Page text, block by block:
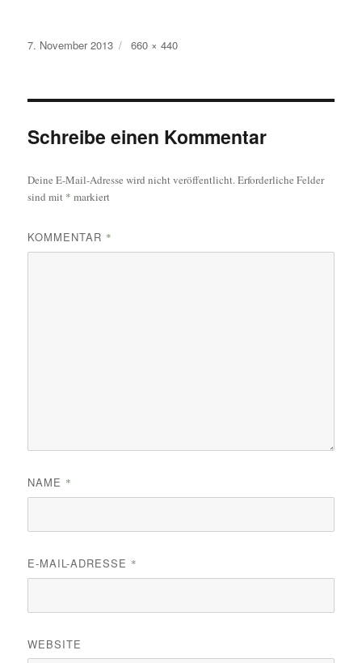
Veröffentlicht
7. November 2013 Originalgröße
660 × 440
Schreibe einen Kommentar
Deine E-Mail-Adresse wird nicht veröffentlicht. Erforderliche Felder
sind mit * markiert
KOMMENTAR *
NAME *
E-MAIL-ADRESSE *
WEBSITE